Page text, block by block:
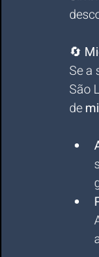
🔄
Se a
São
de